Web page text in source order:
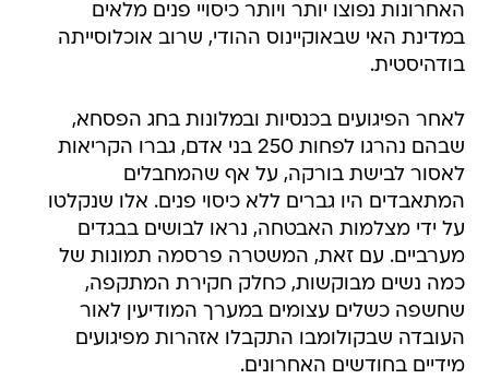
האחרונות נפוצו יותר ויותר כיסויי פנים מלאים
במדינת האי שבאוקיינוס ההודי, שרוב אוכלוסייתה
בודהיסטית.
לאחר הפיגועים בכנסיות ובמלונות בחג הפסחא,
שבהם נהרגו לפחות 250 בני אדם, גברו הקריאות
לאסור לבישת בורקה, על אף שהמחבלים
המתאבדים היו גברים ללא כיסוי פנים. אלו שנקלטו
על ידי מצלמות האבטחה, נראו לבושים בבגדים
מערביים. עם זאת, המשטרה פרסמה תמונות של
כמה נשים מבוקשות, כחלק חקירת המתקפה,
שחשפה כשלים עצומים במערך המודיעין לאור
העובדה שבקולומבו התקבלו אזהרות מפיגועים
מידיים בחודשים האחרונים.